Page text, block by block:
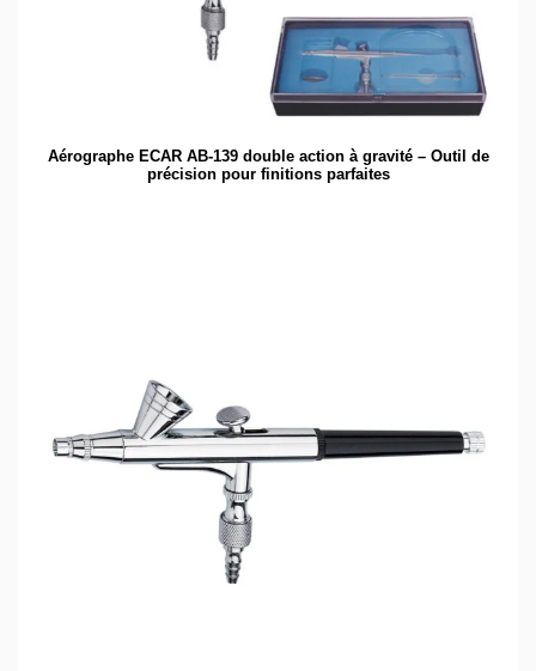
Aérographe ECAR AB-139 double action à gravité – Outil de
précision pour finitions parfaites